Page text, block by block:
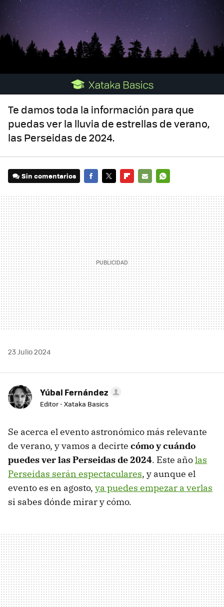
Te damos toda la información para que
puedas ver la lluvia de estrellas de verano,
las Perseidas de 2024.
Sin comentarios
MAIL
23 Julio 2024
Yúbal Fernández
Editor - Xataka Basics
Se acerca el evento astronómico más relevante
de verano, y vamos a decirte cómo y cuándo
puedes ver las Perseidas de 2024. Este añolas
Perseidas serán espectaculares, y aunque el
evento es en agosto, ya puedes empezar a verlas
si sabes dónde mirar y cómo.